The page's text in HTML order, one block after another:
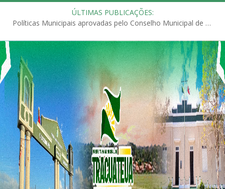
ÚLTIMAS PUBLICAÇÕES:
Políticas Municipais aprovadas pelo Conselho Municipal de Educação (CME)